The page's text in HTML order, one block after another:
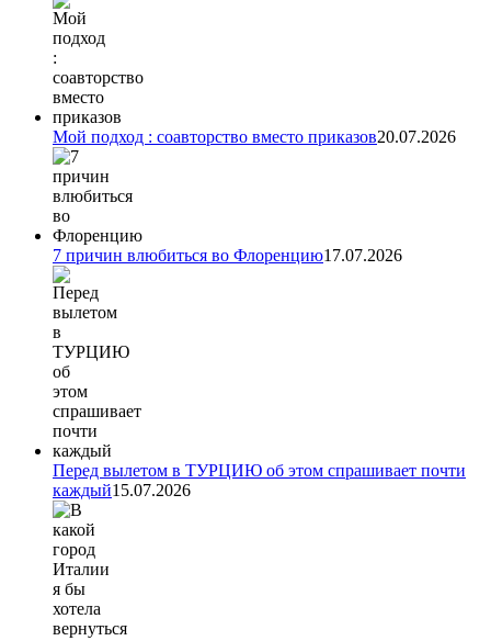
Мой подход : соавторство вместо приказов20.07.2026
7 причин влюбиться во Флоренцию17.07.2026
Перед вылетом в ТУРЦИЮ об этом спрашивает почти
каждый15.07.2026